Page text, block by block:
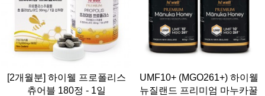
[2개월분] 하이웰 프로폴리스
츄어블 180정 - 1일
UMF10+ (MGO261+) 하이웰
뉴질랜드 프리미엄 마누카꿀